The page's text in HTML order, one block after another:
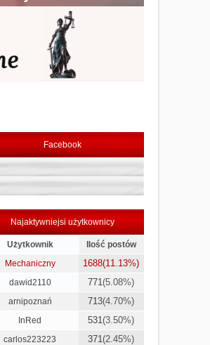
Facebook
Najaktywniejsi użytkownicy
Użytkownik
Ilość postów
Mechaniczny
1688(11.13%)
dawid2110 771(5.08%)
arnipoznań 713(4.70%)
InRed 531(3.50%)
carlos223223 371(2.45%)